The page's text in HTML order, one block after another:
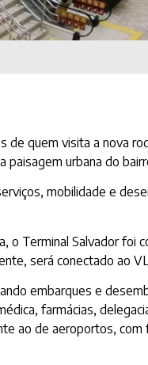
quem visita a nova
urbana do
mobilidade e
o Terminal Salvador foi
será conectado ao
embarques e
farmácias,
ao de aeroportos,